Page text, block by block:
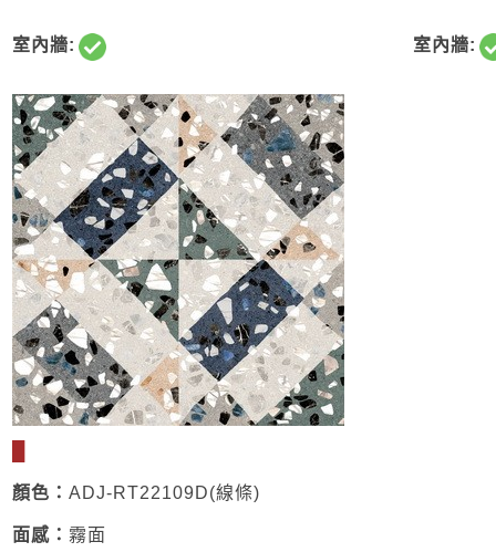
室內牆: 室內牆:
顏色： ADJ-RT22109D(線條)
面感： 霧面